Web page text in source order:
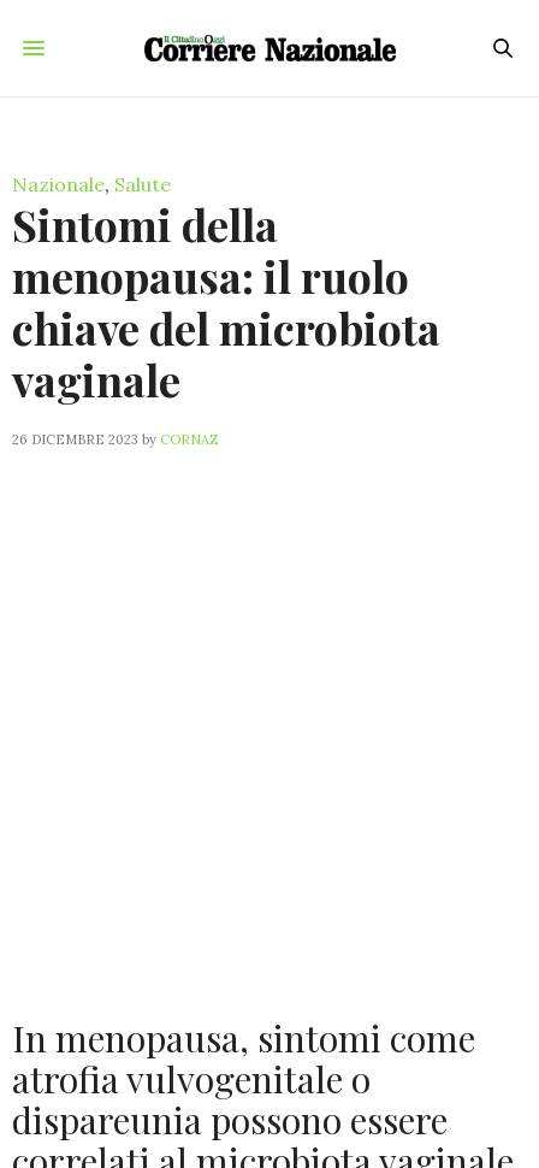
Nazionale, Salute
Sintomi della
menopausa: il ruolo
chiave del microbiota
vaginale
26 DICEMBRE 2023 by CORNAZ
In menopausa, sintomi come
atrofia vulvogenitale o
dispareunia possono essere